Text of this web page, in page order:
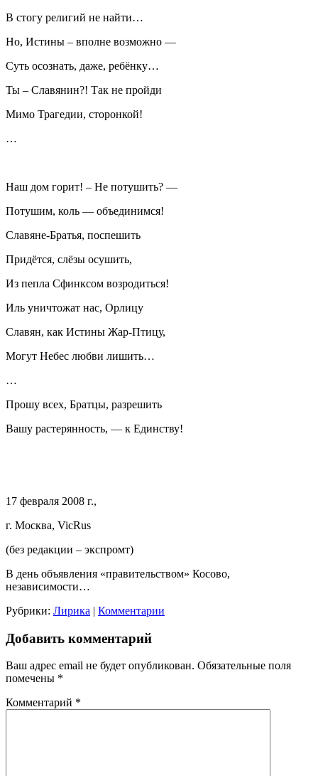
В стогу религий не найти…
Но, Истины – вполне возможно —
Суть осознать, даже, ребёнку…
Ты – Славянин?! Так не пройди
Мимо Трагедии, сторонкой!
…
Наш дом горит! – Не потушить? —
Потушим, коль — объединимся!
Славяне-Братья, поспешить
Придётся, слёзы осушить,
Из пепла Сфинксом возродиться!
Иль уничтожат нас, Орлицу
Славян, как Истины Жар-Птицу,
Могут Небес любви лишить…
…
Прошу всех, Братцы, разрешить
Вашу растерянность, — к Единству!
17 февраля 2008 г.,
г. Москва, VicRus
(без редакции – экспромт)
В день объявления «правительством» Косово,
независимости…
Рубрики: Лирика | Комментарии
Добавить комментарий
Ваш адрес email не будет опубликован. Обязательные поля
помечены *
Комментарий *